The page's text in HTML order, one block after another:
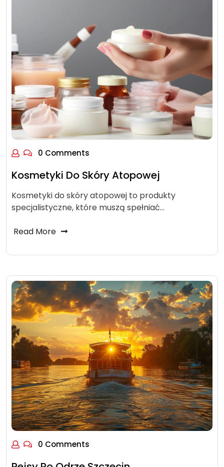
0 Comments
Kosmetyki Do Skóry Atopowej
Kosmetyki do skóry atopowej to produkty
specjalistyczne, które muszą spełniać…
Read More
0 Comments